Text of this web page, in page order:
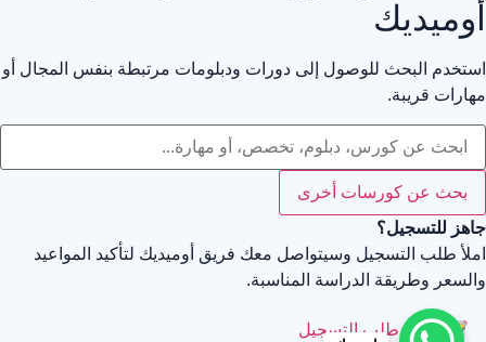
أوميديك
استخدم البحث للوصول إلى دورات ودبلومات مرتبطة بنفس المجال أو
مهارات قريبة.
بحث عن كورسات أخرى
جاهز للتسجيل؟
املأ طلب التسجيل وسيتواصل معك فريق أوميديك لتأكيد المواعيد
والسعر وطريقة الدراسة المناسبة.
إرسال طلب التسجيل